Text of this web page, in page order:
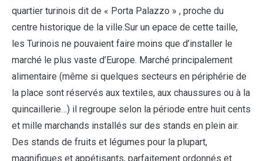
quartier turinois dit de « Porta Palazzo » , proche du
centre historique de la ville.Sur un epace de cette taille,
les Turinois ne pouvaient faire moins que d’installer le
marché le plus vaste d’Europe. Marché principalement
alimentaire (même si quelques secteurs en périphérie de
la place sont réservés aux textiles, aux chaussures ou à la
quincaillerie…) il regroupe selon la période entre huit cents
et mille marchands installés sur des stands en plein air.
Des stands de fruits et légumes pour la plupart,
magnifiques et appétisants, parfaitement ordonnés et